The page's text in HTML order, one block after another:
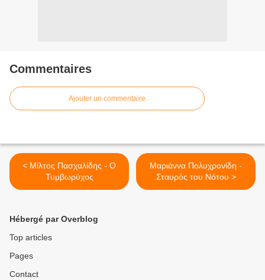
Commentaires
Ajouter un commentaire
< Μίλτος Πασχαλίδης - Ο
Τυμβωρύχος
Μαριάννα Πολυχρονίδη -
Σταυρός του Νότου >
Hébergé par Overblog
Top articles
Pages
Contact